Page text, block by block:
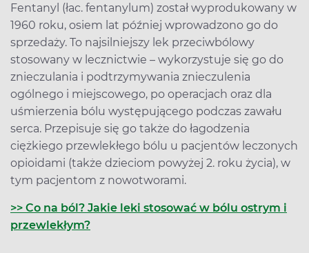
Fentanyl (łac. fentanylum) został wyprodukowany w
1960 roku, osiem lat później wprowadzono go do
sprzedaży. To najsilniejszy lek przeciwbólowy
stosowany w lecznictwie – wykorzystuje się go do
znieczulania i podtrzymywania znieczulenia
ogólnego i miejscowego, po operacjach oraz dla
uśmierzenia bólu występującego podczas zawału
serca. Przepisuje się go także do łagodzenia
ciężkiego przewlekłego bólu u pacjentów leczonych
opioidami (także dzieciom powyżej 2. roku życia), w
tym pacjentom z nowotworami.
>> Co na ból? Jakie leki stosować w bólu ostrym i
przewlekłym?